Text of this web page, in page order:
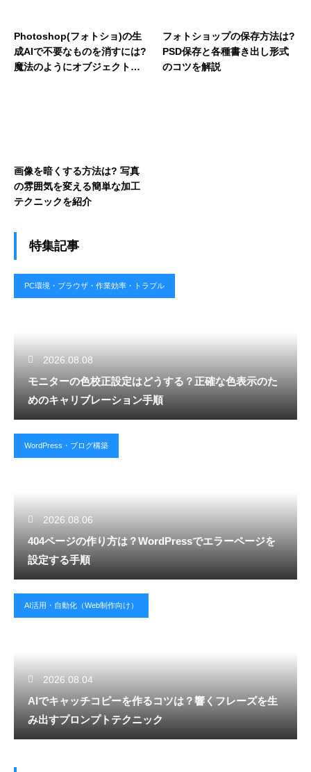
Photoshop(フォトショ)の生
成AIで不要なものを消すには?
魔法のようにオブジェクトを
フォトショップの保存方法は?
PSD保存と各種書き出し形式
のコツを解説
画像を暗くする方法は? 写真
の雰囲気を変える簡単な加工
テクニックを紹介
特集記事
PC環境・ブラウザ・作業効率・トラブル
2026.08.08
モニターの色校正設定はどうする？正確な色表示のた
めのキャリブレーション手順
WordPress・ブログ構築
2026.08.06
404ページの作り方は？WordPressでエラーページを
設定する手順
AI活用・自動化（Web制作向け）
2026.08.04
AIでキャッチコピーを作るコツは？響くフレーズを生
み出すプロンプトテクニック